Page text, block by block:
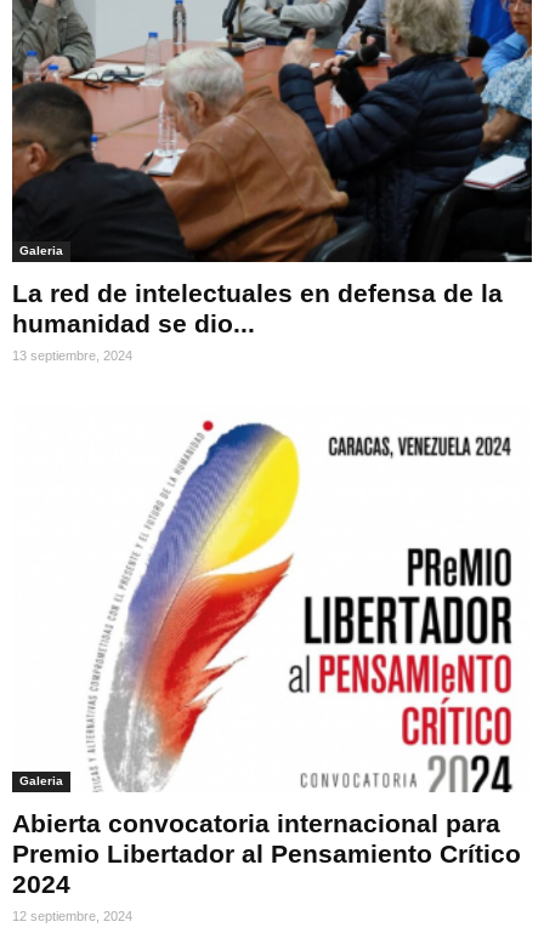
Galeria
La red de intelectuales en defensa de la
humanidad se dio...
13 septiembre, 2024
Galeria
Abierta convocatoria internacional para
Premio Libertador al Pensamiento Crítico
2024
12 septiembre, 2024